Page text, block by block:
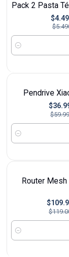
Pack 2 Pasta
Cantidad
Pendrive
Cantidad
Router
Cantidad